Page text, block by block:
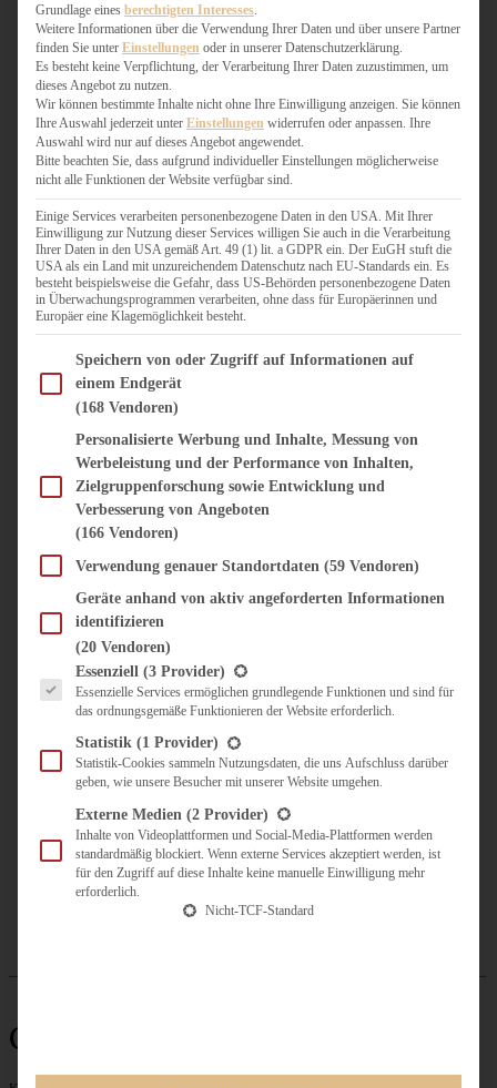
HERZHAFT
BURGER & SANDWICHES
FIX AUF DEM TISCH
FLEISCH & FISCH
GRILLEN / BARBECUE
HERZHAFTES BACKEN
ONE-POT-GERICHTE
PASTA & NUDELGERICHTE
PIZZA, TARTES & QUICHES
REIS & RISOTTO
SALATE & SNACKS
SUPPENKASPEREIEN
VORSPEISEN
SÜSS & HERZHAFT
BROTAUFSTRICH
DIPS, SAUCEN, CHUTNEYS
KÜCHENGESCHENKE
UNTERWEGS
KULINARISCH UNTERWEGS
ÜBER MICH
ZUSAMMENARBEIT
Gulasch
Grundlage eines berechtigten Interesses
Weitere Informationen über die Verwendung Ihrer Daten und über unsere Partner
finden Sie unter Einstellungen oder in unserer Datenschutzerklärung.
Es besteht keine Verpflichtung, der Verarbeitung Ihrer Daten zuzustimmen, um
dieses Angebot zu nutzen.
Wir können bestimmte Inhalte nicht ohne Ihre Einwilligung anzeigen. Sie können
Ihre Auswahl jederzeit unter Einstellungen widerrufen oder anpassen. Ihre
Auswahl wird nur auf dieses Angebot angewendet.
Bitte beachten Sie, dass aufgrund individueller Einstellungen möglicherweise
nicht alle Funktionen der Website verfügbar sind.
Einige Services verarbeiten personenbezogene Daten in den USA. Mit Ihrer
Einwilligung zur Nutzung dieser Services willigen Sie auch in die Verarbeitung
Ihrer Daten in den USA gemäß Art. 49 (1) lit. a GDPR ein. Der EuGH stuft die
USA als ein Land mit unzureichendem Datenschutz nach EU-Standards ein. Es
besteht beispielsweise die Gefahr, dass US-Behörden personenbezogene Daten
in Überwachungsprogrammen verarbeiten, ohne dass für Europäerinnen und
Europäer eine Klagemöglichkeit besteht.
Im Folgenden finden Sie eine Liste der Zwecke des IAB Transparency and Consent
Speichern von oder Zugriff auf Informationen auf
einem Endgerät
(168 Vendoren)
Personalisierte Werbung und Inhalte, Messung von
Werbeleistung und der Performance von Inhalten,
Zielgruppenforschung sowie Entwicklung und
Verbesserung von Angeboten
(166 Vendoren)
Verwendung genauer Standortdaten (59 Vendoren)
Geräte anhand von aktiv angeforderten Informationen
identifizieren
(20 Vendoren)
Es folgt eine Liste der Service-Gruppen, für die eine Einwilligung erteilt werden
Essenziell (3 Provider)
Essenzielle Services ermöglichen grundlegende Funktionen und sind für
das ordnungsgemäße Funktionieren der Website erforderlich.
Statistik (1 Provider)
Statistik-Cookies sammeln Nutzungsdaten, die uns Aufschluss darüber
geben, wie unsere Besucher mit unserer Website umgehen.
Externe Medien (2 Provider)
Inhalte von Videoplattformen und Social-Media-Plattformen werden
standardmäßig blockiert. Wenn externe Services akzeptiert werden, ist
für den Zugriff auf diese Inhalte keine manuelle Einwilligung mehr
erforderlich.
Nicht-TCF-Standard